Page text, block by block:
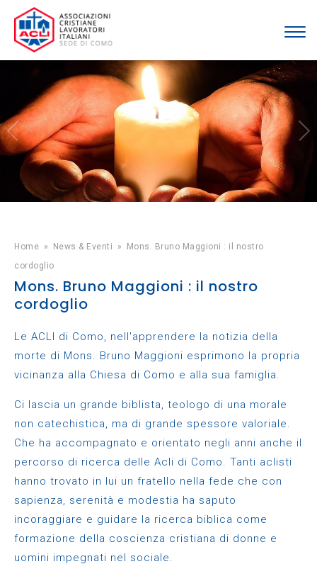
Home » News & Eventi »
Mons. Bruno Maggioni : il nostro
cordoglio
Mons. Bruno Maggioni : il nostro
cordoglio
Le ACLI di Como, nell'apprendere la notizia della
morte di Mons. Bruno Maggioni esprimono la propria
vicinanza alla Chiesa di Como e alla sua famiglia.
Ci lascia un grande biblista, teologo di una morale
non catechistica, ma di grande spessore valoriale.
Che ha accompagnato e orientato negli anni anche il
percorso di ricerca delle Acli di Como. Tanti aclisti
hanno trovato in lui un fratello nella fede che con
sapienza, serenità e modestia ha saputo
incoraggiare e guidare la ricerca biblica come
formazione della coscienza cristiana di donne e
uomini impegnati nel sociale.